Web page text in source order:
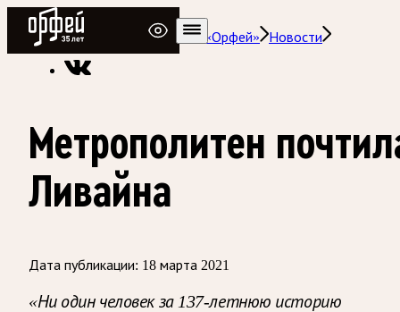
Радио Орфей
Радио классической музыки «Орфей»
Новости
Метрополитен
Ливайна
Дата публикации: 18 марта 2021
«Ни один человек за 137-летнюю историю